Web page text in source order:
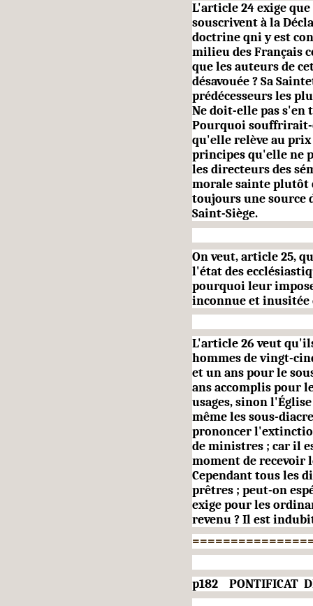
L'article 24 exige
souscrivent à la
doctrine qni y est
milieu des Français
que les auteurs de
désavouée ? Sa
prédécesseurs les
Ne doit-elle pas s'en
Pourquoi
qu'elle relève au prix
principes qu'elle ne
les directeurs des
morale sainte plutôt
toujours une source
Saint-Siège.
On veut, article 25,
l'état des
pourquoi leur
inconnue et inusitée
L'article 26 veut
hommes de vingt-
et un ans pour le
ans accomplis pour
usages, sinon
même les sous-
prononcer
de ministres ; car il
moment de recevoir
Cepen­dant tous les
prêtres ; peut-on
exige pour les
revenu ? Il est
p182 PONTIFICAT